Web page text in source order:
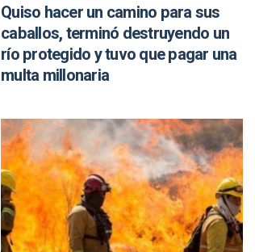
Quiso hacer un camino para sus
caballos, terminó destruyendo un
río protegido y tuvo que pagar una
multa millonaria